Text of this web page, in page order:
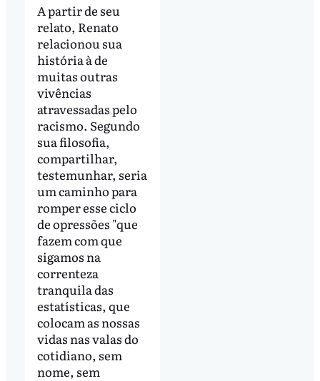
A partir de seu
relato, Renato
relacionou sua
história à de
muitas outras
vivências
atravessadas pelo
racismo. Segundo
sua filosofia,
compartilhar,
testemunhar, seria
um caminho para
romper esse ciclo
de opressões "que
fazem com que
sigamos na
correnteza
tranquila das
estatísticas, que
colocam as nossas
vidas nas valas do
cotidiano, sem
nome, sem